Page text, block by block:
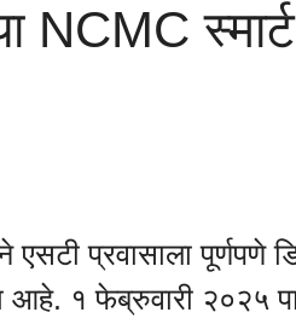
NCMC
एसटी प्रवासाला पूर्णपणे
आहे. १ फेब्रुवारी २०२५